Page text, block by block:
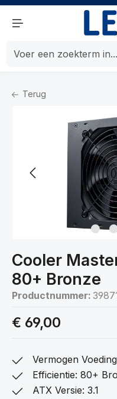
Terug
Home
Cooler
80+ Bronze
Productnummer:
€ 69,00
Vermogen
Efficientie: 80+
ATX Versie: 3.1